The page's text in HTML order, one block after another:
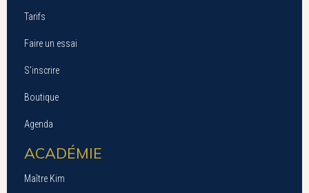
Tarifs
Faire un essai
S’inscrire
Boutique
Agenda
ACADÉMIE
Maître Kim